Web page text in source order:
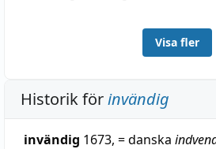
Visa fler
Historik förinvändig
invändig 1673, = danska